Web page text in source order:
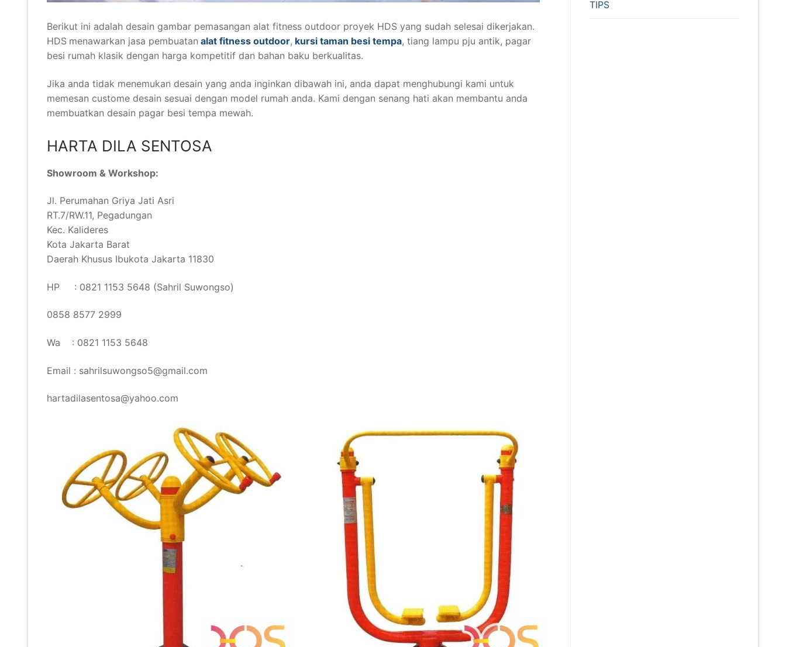
Berikut ini adalah desain gambar pemasangan alat fitness outdoor proyek HDS yang sudah selesai dikerjakan.
HDS menawarkan jasa pembuatan alat fitness outdoor, kursi taman besi tempa, tiang lampu pju antik, pagar
besi rumah klasik dengan harga kompetitif dan bahan baku berkualitas.
Jika anda tidak menemukan desain yang anda inginkan dibawah ini, anda dapat menghubungi kami untuk
memesan custome desain sesuai dengan model rumah anda. Kami dengan senang hati akan membantu anda
membuatkan desain pagar besi tempa mewah.
HARTA DILA SENTOSA​
Showroom & Workshop:
Jl. Perumahan Griya Jati Asri
RT.7/RW.11, Pegadungan
Kec. Kalideres
Kota Jakarta Barat
Daerah Khusus Ibukota Jakarta 11830
HP : 0821 1153 5648 (Sahril Suwongso)
0858 8577 2999
Wa : 0821 1153 5648
Email : sahrilsuwongso5@gmail.com
hartadilasentosa@yahoo.com
TIPS